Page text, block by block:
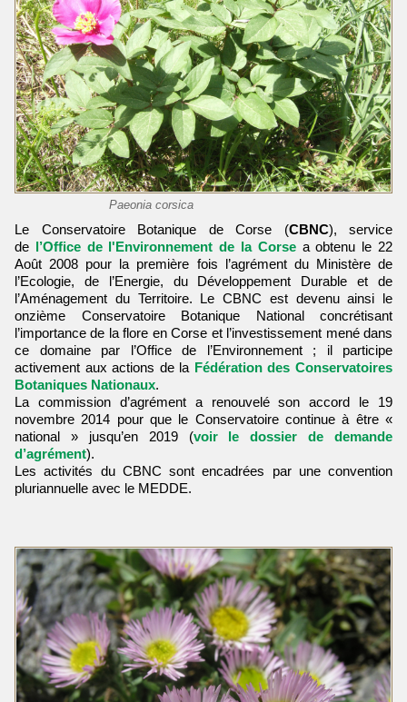
Paeonia corsica
Le Conservatoire Botanique de Corse (CBNC), service
de l’Office de l'Environnement de la Corsea obtenu le 22
Août 2008 pour la première fois l’agrément du Ministère de
l’Ecologie, de l’Energie, du Développement Durable et de
l’Aménagement du Territoire. Le CBNC est devenu ainsi le
onzième Conservatoire Botanique National concrétisant
l’importance de la flore en Corse et l’investissement mené dans
ce domaine par l’Office de l’Environnement ; il participe
activement aux actions de la Fédération des Conservatoires
Botaniques Nationaux.
La commission d’agrément a renouvelé son accord le 19
novembre 2014 pour que le Conservatoire continue à être «
national » jusqu’en 2019 (voir le dossier de demande
d’agrément).
Les activités du CBNC sont encadrées par une convention
pluriannuelle avec le MEDDE.